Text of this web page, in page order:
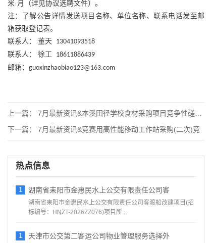
米·月（详见协议选聘文件）。
注：了解公告详情发送项目名称、单位名称、联系电话发至邮
箱获取登记表。
联系人：
董天 13041093518
联系人：
徐工
18611886439
邮箱： guoxinzhaobiao123@163.com
上一篇：
7月最新资讯&本溪田径学校食材采购项目竞争性磋商公
下一篇：
7月最新资讯&竞赛用高性能移动工作站采购(二次)竞
热点信息
1 湖南省耒阳市金惠民水上公交有限责任公司客
湖南省耒阳市金惠民水上公交有限责任公司客渡船改建项目(招
标编号：HNZT-2026ZZ076)项目所...
1 天津市公交第二客运公司物业管理服务选择外